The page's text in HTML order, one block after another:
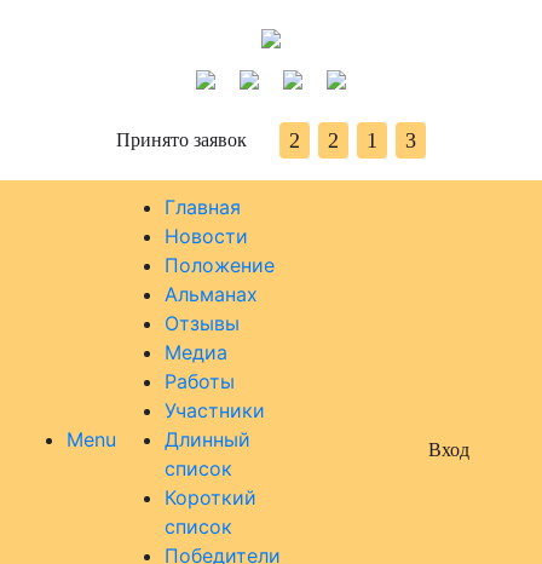
Принято заявок 2 2 1 3
Menu
Главная
Новости
Положение
Альманах
Отзывы
Медиа
Работы
Участники
Длинный
список
Короткий
список
Победители
Вход